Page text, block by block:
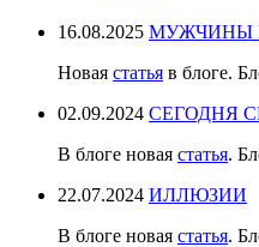
16.08.2025 МУЖЧИНЫ
Новая статья в блоге.
02.09.2024 СЕГОДНЯ
В блоге новая статья.
22.07.2024 ИЛЛЮЗИИ
В блоге новая статья.